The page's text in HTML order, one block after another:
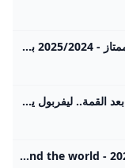
FilGoal بطولة الدوري الإنجليزي الممتاز - 2025/2024 بطولة الدوري الإنجليزي الممتاز - 2025/2024 الرئيسية أخبار مباريات ميركاتو فانتازي في الجول مسابقة التوقعات فيديوهات عدسات آراء حرة ركن الألعاب الدوري المصري الدوري الإنجليزي الممتاز الدوري الإسباني الدوري الإيطالي الدوري الفرنسي الدوري الألماني الدوري السعودي للمحترفين دوري أبطال إفريقيا كأس الكونفدرالية دوري أبطال أوروبا كل البطولات الكرة المصرية الدوري المصري الكرة الأوروبية الكرة الإفريقية منتخب مصر سعودي في الجول الدوري الإنجليزي الدوري الإسباني دوري أبطال أوروبا القسم الثاني رياضات أخرى
ترتيب الدوري الإنجليزي الممتاز بعد القمة.. ليفربول يقترب أكثر من حسم ا� سقطت الستار في الجولة السادسة والعشرين من الدوري الإنجليزي الممتاز ، مساء الأحد ، مع مواجهة نارية بين فرق مانشستر سيتي وفرق ليفربول. شارك على فيسبوكشارك على تويترشارك على واتسابشارك على تيليجرام سقطت الستار في الجولة السادسة والعشرين من الدوري الإنجليزي الممتاز ، مساء الأحد ، مع مواجهة نارية بين فرق مانشستر سيتي وفرق ليفربول. فاز فريق ليفربول بفوزه على نظيره في مانشستر سيتي ، مع هدفين دون رد ، في المباراة التي جمعتهم مساء الأحد ، على ملعب “ittihad” ، في قمة مسابقات الدوري الإنجليزي الممتاز.
الدوري الإنجليزي الممتاز 2024 - 2023 - YouTube Share your videos with friends, family, and the world